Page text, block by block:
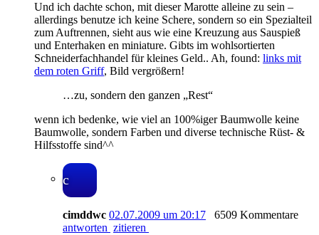
Und ich dachte schon, mit dieser Marotte alleine zu sein –
allerdings benutze ich keine Schere, sondern so ein Spezialteil
zum Auftrennen, sieht aus wie eine Kreuzung aus Sauspieß
und Enterhaken en miniature. Gibts im wohlsortierten
Schneiderfachhandel für kleines Geld.. Ah, found: links mit
dem roten Griff, Bild vergrößern!
…zu, sondern den ganzen „Rest“
wenn ich bedenke, wie viel an 100%iger Baumwolle keine
Baumwolle, sondern Farben und diverse technische Rüst- &
Hilfsstoffe sind^^
c
cimddwc 02.07.2009 um 20:17
6509 Kommentare
antworten zitieren